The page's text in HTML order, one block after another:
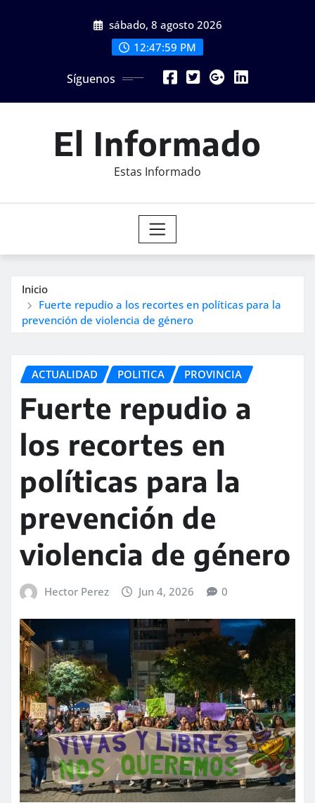
sábado, 8 agosto 2026
12:48:00 PM
Síguenos
El Informado
Estas Informado
Inicio
Fuerte repudio a los recortes en políticas para la
prevención de violencia de género
ACTUALIDAD POLITICA PROVINCIA
Fuerte repudio a
los recortes en
políticas para la
prevención de
violencia de género
Hector Perez Jun 4, 2026 0